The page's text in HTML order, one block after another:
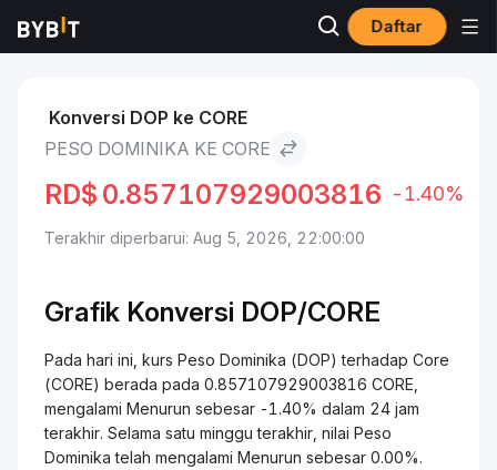
Daftar
Pasar Peso Dominika to Core
Konversi DOP ke CORE
PESO DOMINIKA KE CORE
RD$ 0.857107929003816 -1.40%
Terakhir diperbarui: Aug 5, 2026, 22:00:00
Grafik Konversi DOP/CORE
Pada hari ini, kurs Peso Dominika (DOP) terhadap Core
(CORE) berada pada 0.857107929003816 CORE,
mengalami Menurun sebesar -1.40% dalam 24 jam
terakhir. Selama satu minggu terakhir, nilai Peso
Dominika telah mengalami Menurun sebesar 0.00%.